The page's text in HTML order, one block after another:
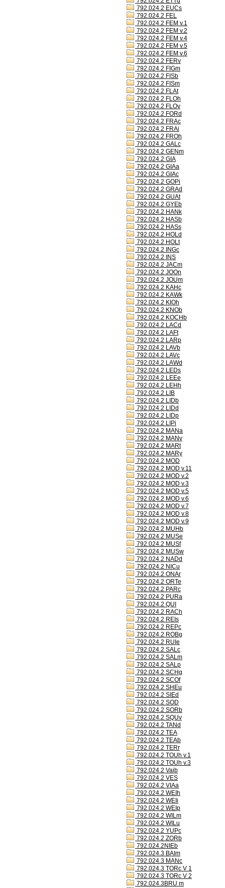
792.024.2 EUCs
792.024.2 FEL
792.024.2 FEM v.1
792.024.2 FEM v.2
792.024.2 FEM v.4
792.024.2 FEM v.5
792.024.2 FEM v.6
792.024.2 FERv
792.024.2 FIGm
792.024.2 FISb
792.024.2 FISm
792.024.2 FLAt
792.024.2 FLOh
792.024.2 FLOv
792.024.2 FORd
792.024.2 FRAc
792.024.2 FRAi
792.024.2 FROh
792.024.2 GALc
792.024.2 GENm
792.024.2 GIA
792.024.2 GIAa
792.024.2 GIAc
792.024.2 GOPi
792.024.2 GRAd
792.024.2 GUAt
792.024.2 GYEb
792.024.2 HANk
792.024.2 HASb
792.024.2 HASs
792.024.2 HOLd
792.024.2 HOLt
792.024.2 INGc
792.024.2 INS
792.024.2 JACm
792.024.2 JOOn
792.024.2 JOUm
792.024.2 KAHc
792.024.2 KAWk
792.024.2 KIOh
792.024.2 KNOb
792.024.2 KOCHb
792.024.2 LACd
792.024.2 LAFt
792.024.2 LARp
792.024.2 LAVb
792.024.2 LAVc
792.024.2 LAWd
792.024.2 LEDs
792.024.2 LEEe
792.024.2 LEHh
792.024.2 LIB
792.024.2 LIDb
792.024.2 LIDd
792.024.2 LIDp
792.024.2 LIPi
792.024.2 MANa
792.024.2 MANv
792.024.2 MARt
792.024.2 MARy
792.024.2 MOD
792.024.2 MOD v.11
792.024.2 MOD v.2
792.024.2 MOD v.3
792.024.2 MOD v.5
792.024.2 MOD v.6
792.024.2 MOD v.7
792.024.2 MOD v.8
792.024.2 MOD v.9
792.024.2 MUHb
792.024.2 MUSe
792.024.2 MUSf
792.024.2 MUSw
792.024.2 NADd
792.024.2 NICu
792.024.2 ONAr
792.024.2 ORTe
792.024.2 PARc
792.024.2 PURa
792.024.2 QUI
792.024.2 RACh
792.024.2 REIs
792.024.2 REPc
792.024.2 ROBg
792.024.2 RUIe
792.024.2 SALc
792.024.2 SALm
792.024.2 SALp
792.024.2 SCHg
792.024.2 SCOf
792.024.2 SHEu
792.024.2 SIEd
792.024.2 SOD
792.024.2 SORb
792.024.2 SQUv
792.024.2 TANd
792.024.2 TEA
792.024.2 TEAb
792.024.2 TERr
792.024.2 TOUh v.1
792.024.2 TOUh v.3
792.024.2 Vaib
792.024.2 VES
792.024.2 VIAa
792.024.2 WEIh
792.024.2 WEIi
792.024.2 WEIp
792.024.2 WILm
792.024.2 WILu
792.024.2 YUPc
792.024.2 ZORb
792.024.2NIEb
792.024.3 BAIm
792.024.3 MANc
792.024.3 TORc V 1
792.024.3 TORc V 2
792.024.3BRU m